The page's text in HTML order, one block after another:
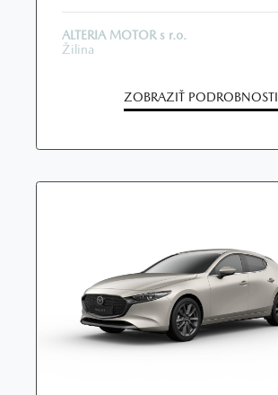
ALTERIA MOTOR s r.o.
Žilina
ZOBRAZIŤ PODROBNOSTI